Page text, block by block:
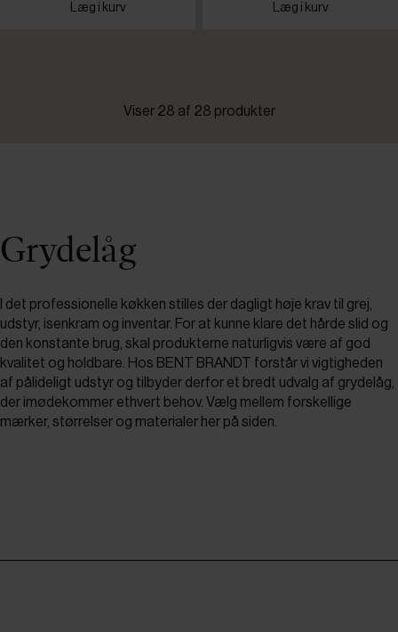
Læg i kurv Læg i kurv
Viser 28 af 28 produkter
Grydelåg
I det professionelle køkken stilles der dagligt høje krav til grej,
udstyr, isenkram og inventar. For at kunne klare det hårde slid og
den konstante brug, skal produkterne naturligvis være af god
kvalitet og holdbare. Hos BENT BRANDT forstår vi vigtigheden
af pålideligt udstyr og tilbyder derfor et bredt udvalg af grydelåg,
der imødekommer ethvert behov. Vælg mellem forskellige
mærker, størrelser og materialer her på siden.